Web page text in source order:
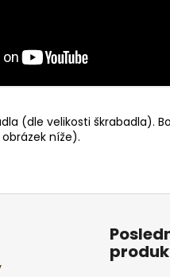
(dle velikosti škrabadla).
níže).